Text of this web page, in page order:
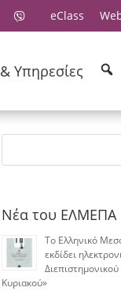
eClass
Υπηρεσίες
Νέα του ΕΛΜΕΠΑ
Το Ελληνικό
εκδίδει
Κυριακού»